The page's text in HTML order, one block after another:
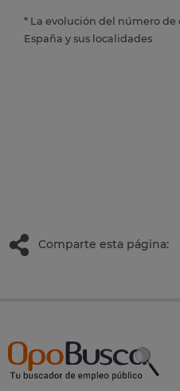
* La evolución del número de
España y sus localidades
Comparte esta página: